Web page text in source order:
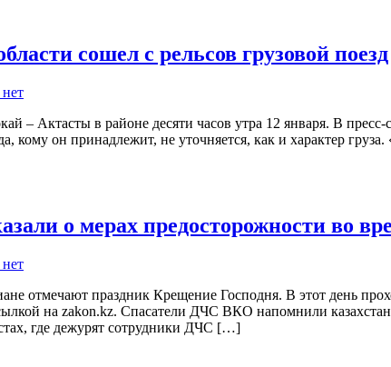
сошел с рельсов грузовой поезд
– Актасты в районе десяти часов утра 12 января. В
кому он принадлежит, не уточняется, как и характер
о мерах предосторожности во
отмечают праздник Крещение Господня. В этот день
на zakon.kz. Спасатели ДЧС ВКО напомнили
где дежурят сотрудники ДЧС […]